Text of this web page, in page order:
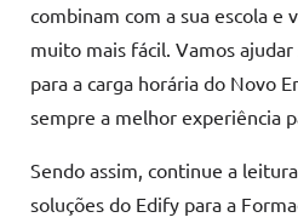
combinam com a sua escola e
muito mais fácil. Vamos
para a carga horária do Novo
sempre a melhor experiência
Sendo assim, continue a
soluções do Edify para a